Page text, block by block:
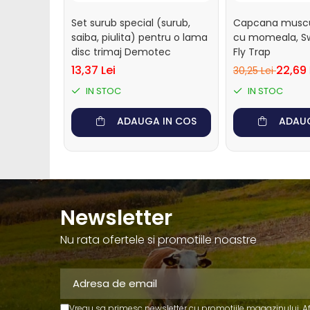
Suplimente nutritive
Accesorii suplimente
Electroliti si suplimente
Echipamente
multifunctionale
Furajare
Fronturi de furajare
Silozuri cereale
Utilaje furajare
Identificare, marcare,
Set surub special (surub,
saiba, piulita) pentru o lama
disc trimaj Demotec
13,37 Lei
IN STOC
ADAUGA IN COS
Capcana
cu momeala,
Fly Trap
30,25 Lei22,69
IN STOC
Newsletter
Nu rata ofertele si promotiile noastre